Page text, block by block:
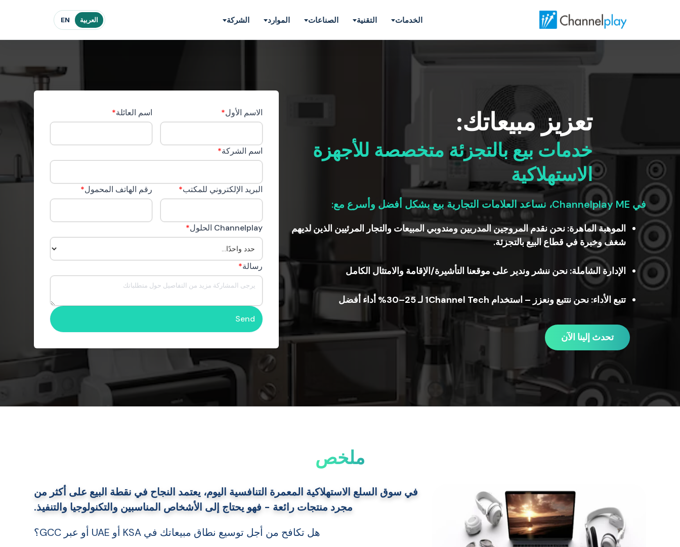
الصفحة الرئيسية لتشانلبلاي الشرق الأوسط الخدمات التقنية الصناعات الموارد الشركة EN العربية
تعزيز مبيعاتك:
خدمات بيع بالتجزئة متخصصة للأجهزة
الاستهلاكية
في Channelplay ME، نساعد العلامات التجارية بيع بشكل أفضل وأسرع مع:
الموهبة الماهرة: نحن نقدمالمروجين المدربين ومندوبي المبيعات والتجار المرئيين الذين لديهم
شغف وخبرة في قطاع البيع بالتجزئة.
الإدارة الشاملة: نحن ننشر وندير على موقعنا التأشيرة/الإقامة والامتثال الكامل
تتبع الأداء: نحن نتتبع ونعزز – استخدام أداء أفضل
تحدث إلينا الآن
الاسم الأول* اسم العائلة*
اسم الشركة*
البريد الإلكتروني للمكتب* رقم الهاتف المحمول*
Channelplay الحلول *
رسالة*
ملخص
في سوق السلع الاستهلاكية المعمرة التنافسية اليوم، يعتمد النجاح في نقطة البيع على أكثر من
مجرد منتجات رائعة - فهو يحتاج إلى الأشخاص المناسبين والتكنولوجيا والتنفيذ.
هل تكافح من أجل توسيع نطاق مبيعاتك في KSA أو UAE أو عبر GCC؟